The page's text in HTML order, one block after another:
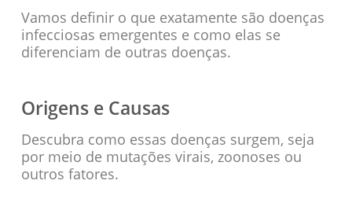
Vamos definir o que exatamente são doenças
infecciosas emergentes e como elas se
diferenciam de outras doenças.
Origens e Causas
Descubra como essas doenças surgem, seja
por meio de mutações virais, zoonoses ou
outros fatores.